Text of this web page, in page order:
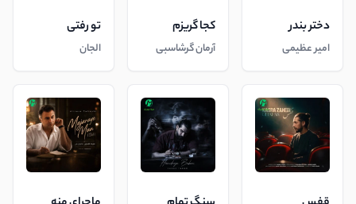
دختر بندر
امیر عظیمی
کجا گریزم
آرمان گرشاسبی
تو رفتی
الجان